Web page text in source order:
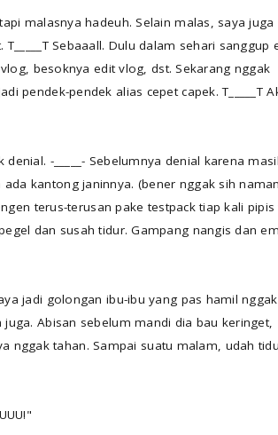
malasnya hadeuh. Selain malas, saya juga
Sebaaall. Dulu dalam sehari sanggup
besoknya edit vlog, dst. Sekarang nggak
pendek-pendek alias cepet capek. T_____T
-_____- Sebelumnya denial karena
kantong janinnya. (bener nggak sih
terus-terusan pake testpack tiap kali pipis
dan susah tidur. Gampang nangis dan
jadi golongan ibu-ibu yang pas hamil
Abisan sebelum mandi dia bau keringet,
nggak tahan. Sampai suatu malam, udah